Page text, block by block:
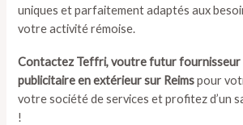
uniques et parfaitement adaptés aux
votre activité rémoise.
Contactez Teffri, voutre futur fournisseur
publicitaire en extérieur sur Reimspour
votre société de services et profitez d’un
!